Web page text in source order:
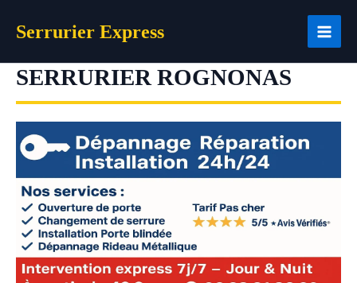
Serrurier Express
SERRURIER ROGNONAS